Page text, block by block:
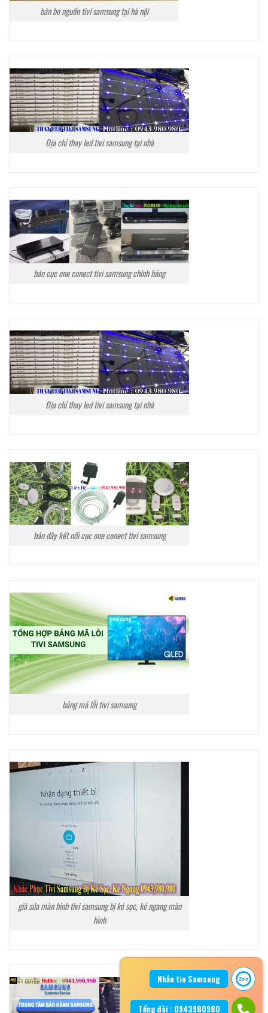
bán bo nguồn tivi samsung tại hà nội
Địa chỉ thay led tivi samsung tại nhà
bán cục one conect tivi samsung chính hãng
Địa chỉ thay led tivi samsung tại nhà
bán dây kết nối cục one conect tivi samsung
bảng mã lỗi tivi samsung
giá sửa màn hình tivi samsung bị kẻ sọc, kẻ ngang màn
hình
Nhắn tin Samsung
Tổng đài : 0943980980